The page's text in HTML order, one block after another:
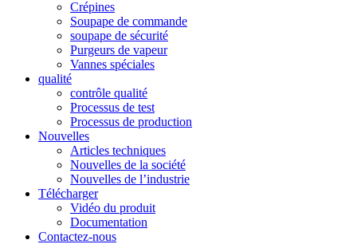
Crépines
Soupape de commande
soupape de sécurité
Purgeurs de vapeur
Vannes spéciales
qualité
contrôle qualité
Processus de test
Processus de production
Nouvelles
Articles techniques
Nouvelles de la société
Nouvelles de l’industrie
Télécharger
Vidéo du produit
Documentation
Contactez-nous